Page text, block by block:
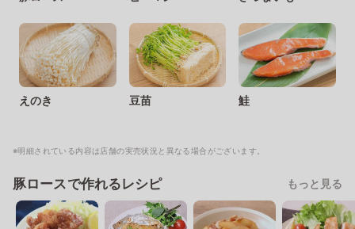
えのき 豆苗 鮭
※明細されている内容は店舗の実売状況と異なる場合がございます。
豚ロースで作れるレシピ もっと見る